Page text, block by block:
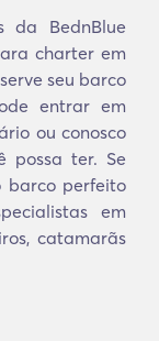
BednBlue
charter em
seu barco
entrar em
ou conosco
possa ter. Se
barco perfeito
em
catamarãs